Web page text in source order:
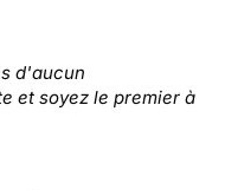
d'aucun
et soyez le premier à